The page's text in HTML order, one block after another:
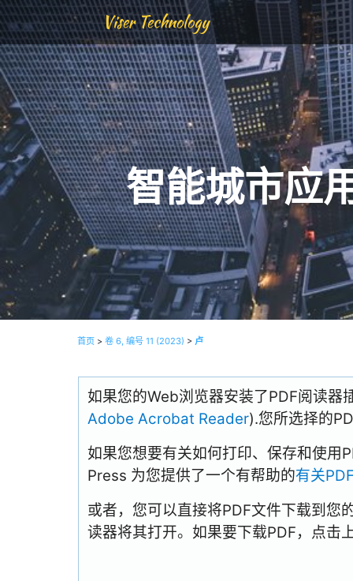
Viser Technology
智能城市应
首页 > 卷 6, 编号 11 (2023) > 卢
如果您的Web浏览器安装了PDF阅读器
Adobe Acrobat Reader).您所选择的
如果您想要有关如何打印、保存和使用
Press 为您提供了一个有帮助的有关
或者，您可以直接将PDF文件下载到您
读器将其打开。如果要下载PDF，点击